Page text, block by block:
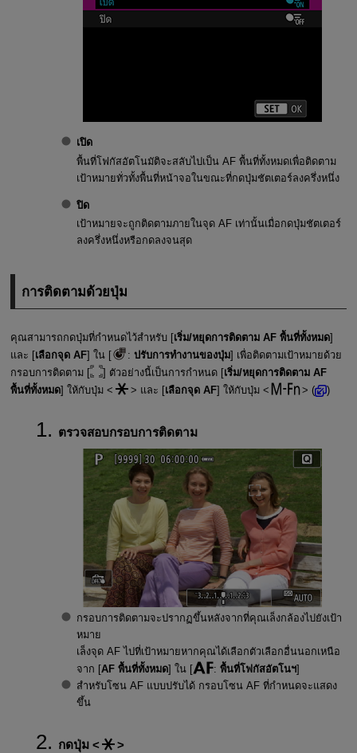
เปิด
พื้นที่โฟกัสอัตโนมัติจะสลับไปเป็น AF พื้นที่ทั้งหมดเพื่อติดตาม
เป้าหมายทั่วทั้งพื้นที่หน้าจอในขณะที่กดปุ่มชัตเตอร์ลงครึ่งหนึ่ง
ปิด
เป้าหมายจะถูกติดตามภายในจุด AF เท่านั้นเมื่อกดปุ่มชัตเตอร์
ลงครึ่งหนึ่งหรือกดลงจนสุด
การติดตามด้วยปุ่ม
คุณสามารถกดปุ่มที่กำหนดไว้สำหรับ [เริ่ม/หยุดการติดตาม AF พื้นที่ทั้งหมด]
และ [เลือกจุด AF] ใน [ : ปรับการทำงานของปุ่ม] เพื่อติดตามเป้าหมายด้วย
กรอบการติดตาม [
] ตัวอย่างนี้เป็นการกำหนด [เริ่ม/หยุดการติดตาม AF
พื้นที่ทั้งหมด] ให้กับปุ่ม และ [เลือกจุด AF] ให้กับปุ่ม ( )
ตรวจสอบกรอบการติดตาม
กรอบการติดตามจะปรากฏขึ้นหลังจากที่คุณเล็งกล้องไปยังเป้า
หมาย
เล็งจุด AF ไปที่เป้าหมายหากคุณได้เลือกตัวเลือกอื่นนอกเหนือ
จาก [AF พื้นที่ทั้งหมด] ใน [ : พื้นที่โฟกัสอัตโนฯ]
สำหรับโซน AF แบบปรับได้ กรอบโซน AF ที่กำหนดจะแสดง
ขึ้น
กดปุ่ม